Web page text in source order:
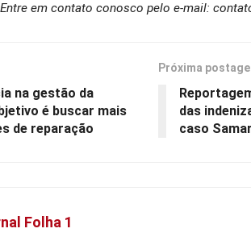
em contato conosco pelo e-mail:
na gestão da
é buscar mais
de reparação
Próxima
das
caso
Folha 1